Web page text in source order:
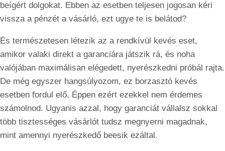
beígért dolgokat. Ebben az esetben teljesen jogosan kéri
vissza a pénzét a vásárló, ezt ugye te is belátod?
És természetesen létezik az a rendkívül kevés eset,
amikor valaki direkt a garanciára játszik rá, és noha
valójában maximálisan elégedett, nyerészkedni próbál rajta.
De még egyszer hangsúlyozom, ez borzasztó kevés
esetben fordul elő. Éppen ezért ezekkel nem érdemes
számolnod. Ugyanis azzal, hogy garanciát vállalsz sokkal
több tisztességes vásárlót tudsz megnyerni magadnak,
mint amennyi nyerészkedő beesik ezáltal.